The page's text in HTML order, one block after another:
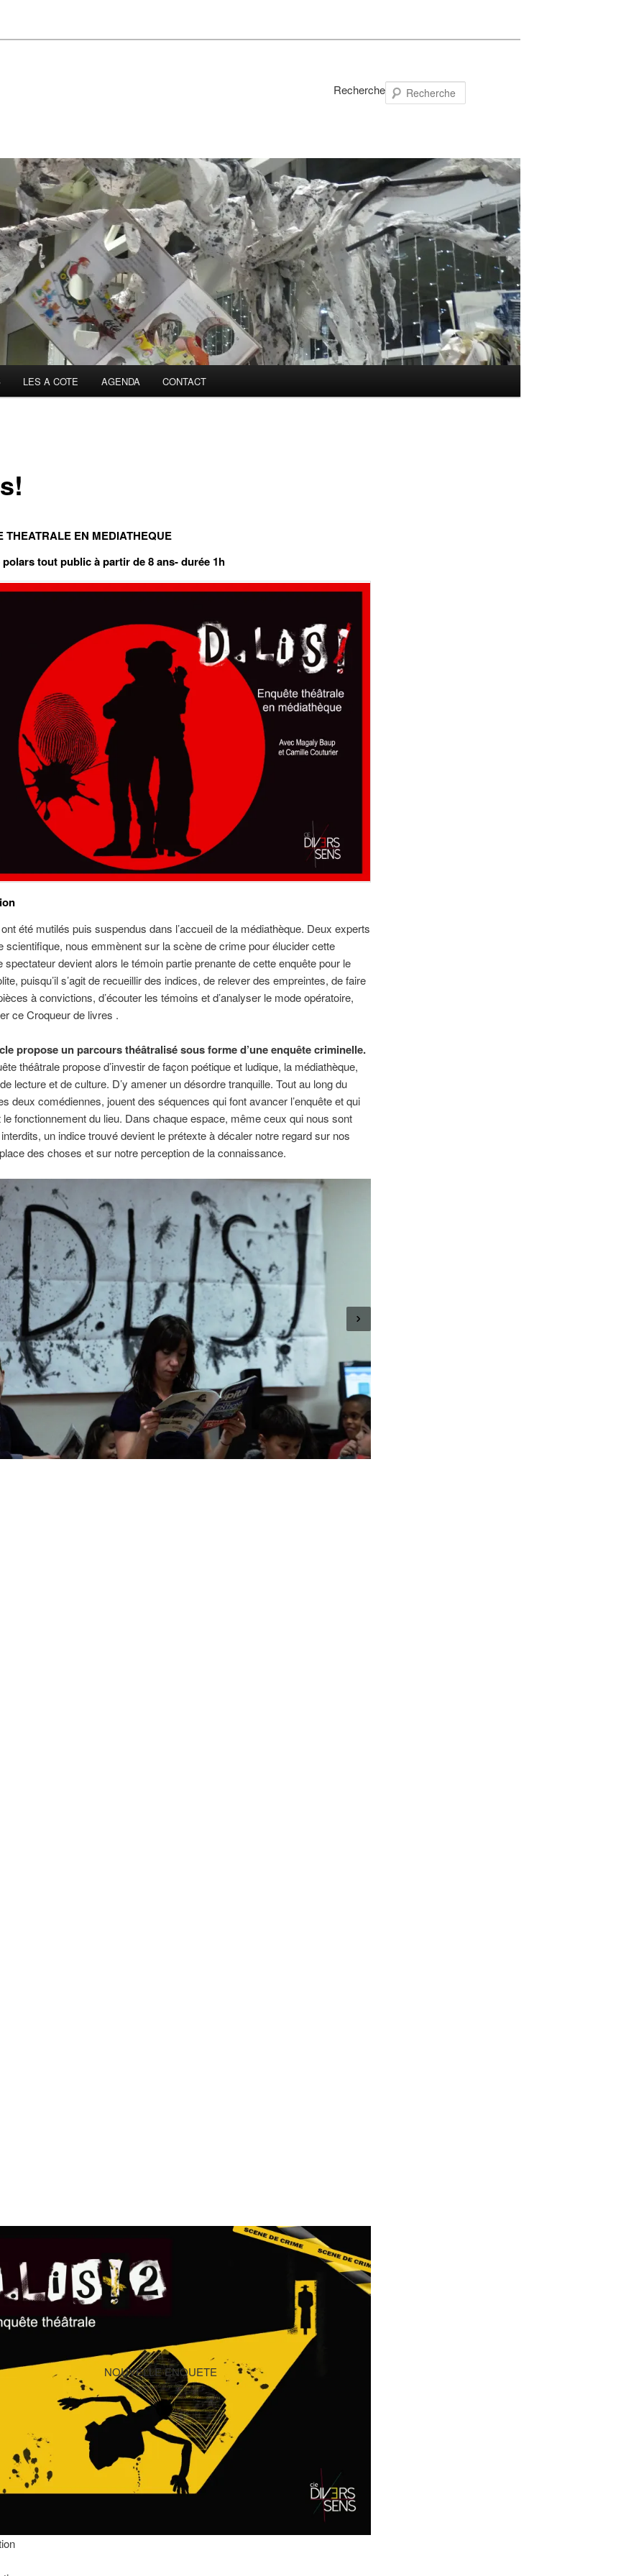
Recherche
LES A COTE AGENDA CONTACT
THEATRALE EN MEDIATHEQUE
tout public à partir de 8 ans- durée 1h
été mutilés puis suspendus dans l’accueil de la médiathèque. Deux experts
scientifique, nous emmènent sur la scène de crime pour élucider cette
spectateur devient alors le témoin partie prenante de cette enquête pour le
puisqu’il s’agit de recueillir des indices, de relever des empreintes, de faire
à convictions, d’écouter les témoins et d’analyser le mode opératoire,
ce Croqueur de livres .
propose un parcours théâtralisé sous forme d’une enquête criminelle.
théâtrale propose d’investir de façon poétique et ludique, la médiathèque,
lecture et de culture. D’y amener un désordre tranquille. Tout au long du
deux comédiennes, jouent des séquences qui font avancer l’enquête et qui
fonctionnement du lieu. Dans chaque espace, même ceux qui nous sont
interdits, un indice trouvé devient le prétexte à décaler notre regard sur nos
des choses et sur notre perception de la connaissance.
NOUVELLE ENQUETE